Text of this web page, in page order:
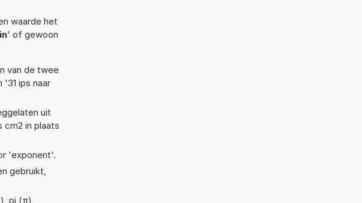
waarde het
' of gewoon
van de twee
'31 ips naar
uit
cm2 in plaats
'exponent'.
gebruikt,
pi (π),